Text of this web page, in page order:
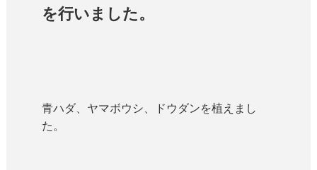
を行いました。
青ハダ、ヤマボウシ、ドウダンを植えまし
た。